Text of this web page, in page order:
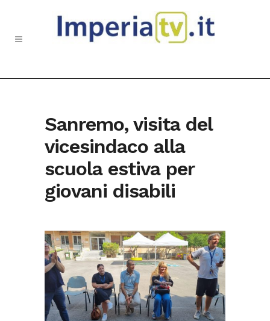
Sanremo, visita del
vicesindaco alla
scuola estiva per
giovani disabili